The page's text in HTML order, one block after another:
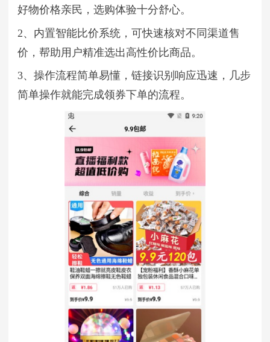
好物价格亲民，选购体验十分舒心。
2、内置智能比价系统，可快速核对不同渠道售
价，帮助用户精准选出高性价比商品。
3、操作流程简单易懂，链接识别响应迅速，几步
简单操作就能完成领券下单的流程。